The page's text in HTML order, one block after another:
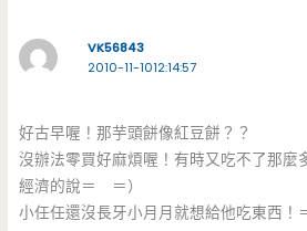
VK56843
2010-11-1012:14:57
好古早喔！那芋頭餅像紅豆餅？？
沒辦法零買好麻煩喔！有時又吃不了那麼
經濟的說＝ ＝）
小任任還沒長牙小月月就想給他吃東西